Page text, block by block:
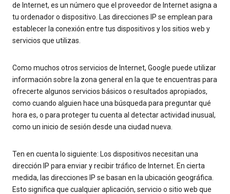
de Internet, es un número que el proveedor de Internet asigna a
tu ordenador o dispositivo. Las direcciones IP se emplean para
establecer la conexión entre tus dispositivos y los sitios web y
servicios que utilizas.
Como muchos otros servicios de Internet, Google puede utilizar
información sobre la zona general en la que te encuentras para
ofrecerte algunos servicios básicos o resultados apropiados,
como cuando alguien hace una búsqueda para preguntar qué
hora es, o para proteger tu cuenta al detectar actividad inusual,
como un inicio de sesión desde una ciudad nueva.
Ten en cuenta lo siguiente: Los dispositivos necesitan una
dirección IP para enviar y recibir tráfico de Internet. En cierta
medida, las direcciones IP se basan en la ubicación geográfica.
Esto significa que cualquier aplicación, servicio o sitio web que